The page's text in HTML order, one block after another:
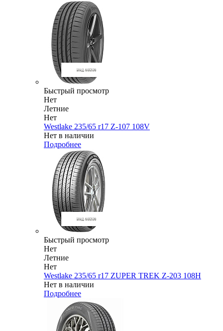
Быстрый просмотр
Нет
Летние
Нет
Westlake 235/65 r17 Z-107 108V
Нет в наличии
Подробнее
Быстрый просмотр
Нет
Летние
Нет
Westlake 235/65 r17 ZUPER TREK Z-203 108H
Нет в наличии
Подробнее